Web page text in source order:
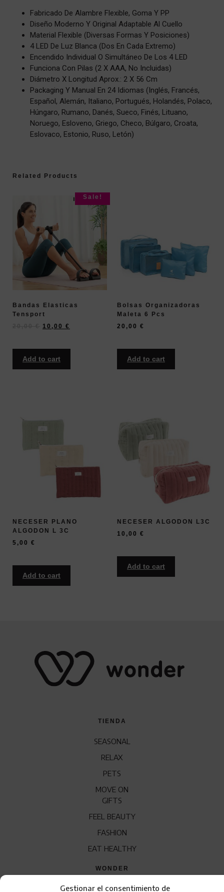
Gestionar el consentimiento de
Fabricado De Alambre Flexible, Goma Y PP
Diseño Moderno Y Original Adaptable Al Cuello
Material Flexible (diversas Formas Y Posiciones)
4 LED De Luz Blanca (dos En Cada Extremo)
Encendido Individual O Simultáneo De Los 4 LED
Funciona Con Pilas (2 X AAA, No Incluidas)
Diámetro X Longitud Aprox.: 2 X 56 Cm
Packaging Y Manual En 24 Idiomas (inglés, Francés,
Español, Alemán, Italiano, Portugués, Holandés, Polaco,
Húngaro, Rumano, Danés, Sueco, Finés, Lituano,
Noruego, Esloveno, Griego, Checo, Búlgaro, Croata,
Eslovaco, Estonio, Ruso, Letón)
Related Products
Sale!
Bandas Elasticas
Tensport
10,00 €
Add to cart
Bolsas Organizadoras
Maleta 6 Pcs
20,00 €
Add to cart
NECESER PLANO
ALGODON L 3C
5,00 €
Add to cart
NECESER ALGODON L3C
10,00 €
Add to cart
TIENDA
SEASONAL
RELAX
PETS
MOVE ON
GIFTS
FEEL BEAUTY
FASHION
EAT HEALTHY
WONDER
QUÍENES SOMOS